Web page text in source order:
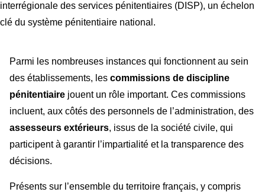
interrégionale des services pénitentiaires (DISP), un échelon
clé du système pénitentiaire national.
Parmi les nombreuses instances qui fonctionnent au sein
des établissements, les commissions de discipline
pénitentiaire jouent un rôle important. Ces commissions
incluent, aux côtés des personnels de l’administration, des
assesseurs extérieurs, issus de la société civile, qui
participent à garantir l’impartialité et la transparence des
décisions.
Présents sur l’ensemble du territoire français, y compris